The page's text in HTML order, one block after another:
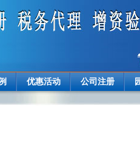
优惠活动 公司注册